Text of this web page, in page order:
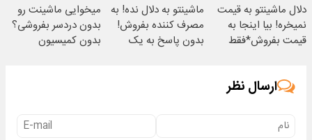
دلال ماشینتو به قیمت
نمیخره! بیا اینجا به
قیمت بفروش*فقط
ماشینتو به دلال نده! به
مصرف کننده بفروش!
بدون پاسخ به یک
میخوایی ماشینت رو
بدون دردسر بفروشی؟
بدون کمیسیون
ارسال نظر